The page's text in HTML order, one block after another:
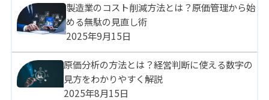
製造業のコスト削減方法とは？原価管理から始
める無駄の見直し術
2025年9月15日
原価分析の方法とは？経営判断に使える数字の
見方をわかりやすく解説
2025年8月15日